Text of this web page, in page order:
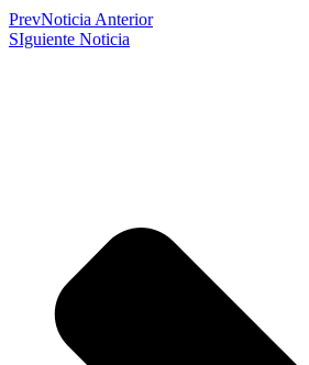
PrevNoticia Anterior
SIguiente Noticia